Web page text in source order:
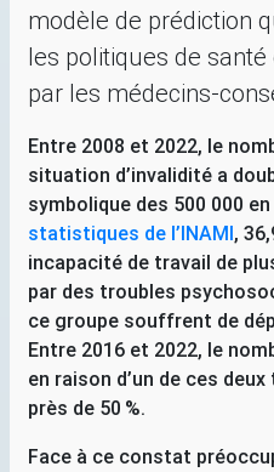
modèle de prédiction
les politiques de
par les médecins-
Entre 2008 et 2022, le
situation d’invalidité a
symbolique des 500 000 en
statistiques de l’INAMI,
incapacité de travail de
par des troubles
ce groupe souffrent de
Entre 2016 et 2022, le
en raison d’un de ces
près de 50 %.
Face à ce constat